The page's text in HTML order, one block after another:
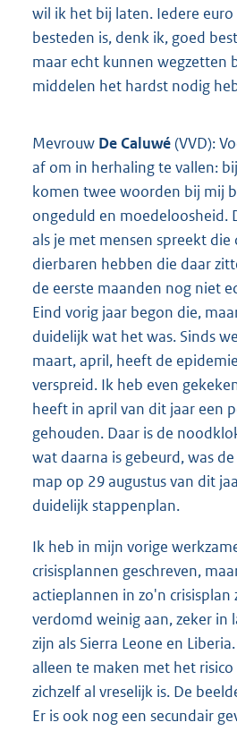
wil ik het bij laten. Iedere
besteden is, denk ik, goed
maar echt kunnen wegzetten
middelen het hardst nodig
Mevrouw De Caluwé(VVD):
af om in herhaling te vallen:
komen twee woorden bij mij
ongeduld en moedeloosheid.
als je met mensen spreekt
dierbaren hebben die daar
de eerste maanden nog niet
Eind vorig jaar begon die,
duidelijk wat het was. Sinds
maart, april, heeft de
verspreid. Ik heb even
heeft in april van dit jaar een
gehouden. Daar is de
wat daarna is gebeurd, was
map op 29 augustus van dit
duidelijk stappenplan.
Ik heb in mijn vorige
crisisplannen geschreven,
actieplannen in zo'n
verdomd weinig aan, zeker in
zijn als Sierra Leone en
alleen te maken met het
zichzelf al vreselijk is. De
Er is ook nog een secundair